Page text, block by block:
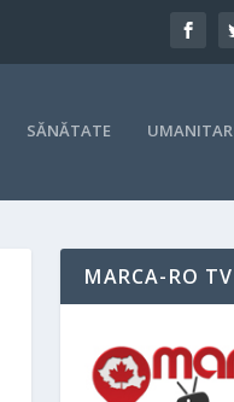
SĂNĂTATE UMANITAR
MARCA-RO TV